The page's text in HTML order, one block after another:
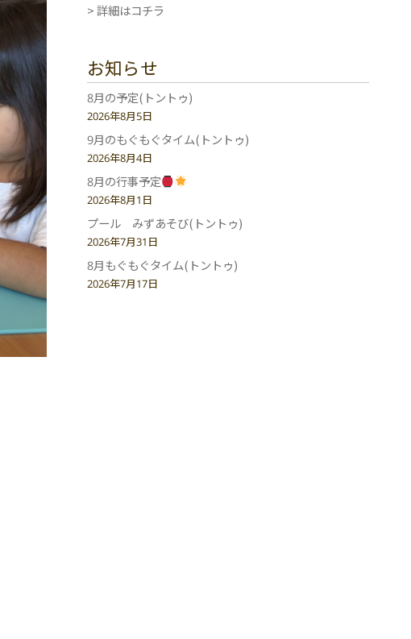
> 詳細はコチラ
お知らせ
8月の予定(トントゥ)
2026年8月5日
9月のもぐもぐタイム(トントゥ)
2026年8月4日
8月の行事予定
2026年8月1日
プール みずあそび(トントゥ)
2026年7月31日
8月もぐもぐタイム(トントゥ)
2026年7月17日